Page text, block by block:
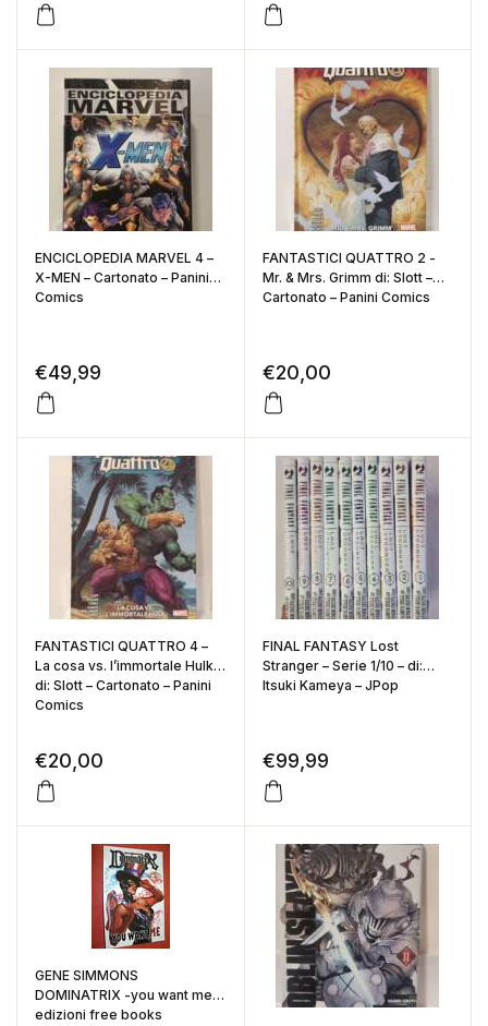
ENCICLOPEDIA MARVEL 4 –
X-MEN – Cartonato – Panini
Comics
€49,99
FANTASTICI QUATTRO 2 -
Mr. & Mrs. Grimm di: Slott –
Cartonato – Panini Comics
€20,00
FANTASTICI QUATTRO 4 –
La cosa vs. l’immortale Hulk
di: Slott – Cartonato – Panini
Comics
€20,00
FINAL FANTASY Lost
Stranger – Serie 1/10 – di:
Itsuki Kameya – JPop
€99,99
GENE SIMMONS
DOMINATRIX -you want me
edizioni free books